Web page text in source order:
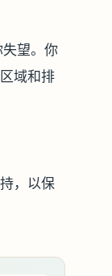
望。你
域和排
，以保